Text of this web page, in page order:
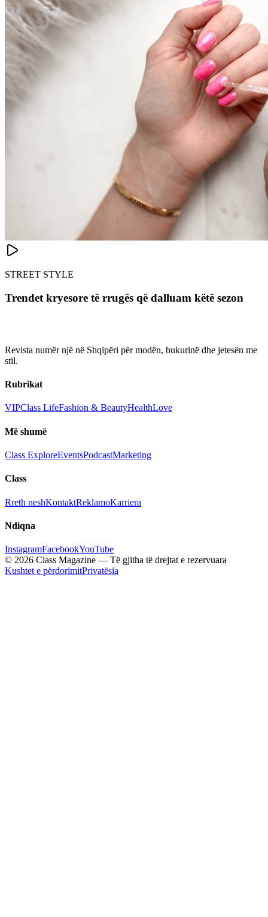
STREET STYLE
Trendet kryesore të rrugës që dalluam këtë sezon
Revista numër një në Shqipëri për modën, bukurinë dhe jetesën me
stil.
Rubrikat
VIPClass LifeFashion & BeautyHealthLove
Më shumë
Class ExploreEventsPodcastMarketing
Class
Rreth neshKontaktReklamoKarriera
Ndiqna
InstagramFacebookYouTube
© 2026 Class Magazine — Të gjitha të drejtat e rezervuara
Kushtet e përdorimitPrivatësia